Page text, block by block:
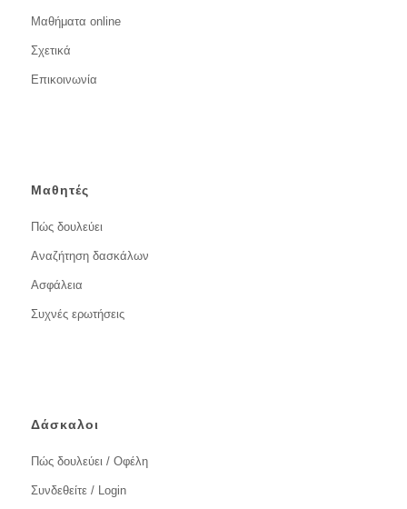
Μαθήματα online
Σχετικά
Επικοινωνία
Μαθητές
Πώς δουλεύει
Αναζήτηση δασκάλων
Ασφάλεια
Συχνές ερωτήσεις
Δάσκαλοι
Πώς δουλεύει / Οφέλη
Συνδεθείτε / Login